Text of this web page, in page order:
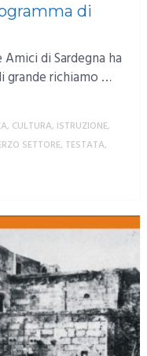
di
di Sardegna ha
grande richiamo …
CULTURA, ISTRUZIONE,
SETTORE, TESTATA,